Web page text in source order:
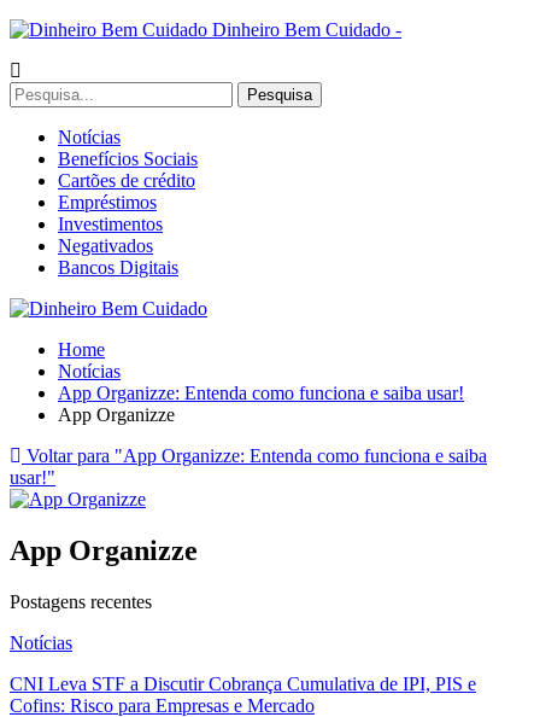
Dinheiro Bem Cuidado -
Notícias
Benefícios Sociais
Cartões de crédito
Empréstimos
Investimentos
Negativados
Bancos Digitais
Home
Notícias
App Organizze: Entenda como funciona e saiba usar!
App Organizze
Voltar para "App Organizze: Entenda como funciona e saiba
usar!"
App Organizze
Postagens recentes
Notícias
CNI Leva STF a Discutir Cobrança Cumulativa de IPI, PIS e
Cofins: Risco para Empresas e Mercado